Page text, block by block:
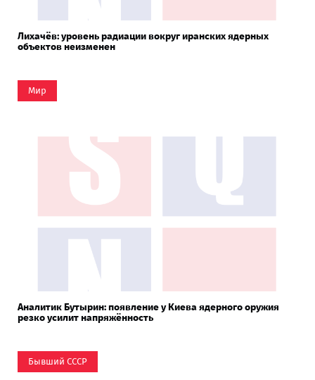
Лихачёв: уровень радиации вокруг иранских ядерных
объектов неизменен
Мир
Аналитик Бутырин: появление у Киева ядерного оружия
резко усилит напряжённость
Бывший СССР